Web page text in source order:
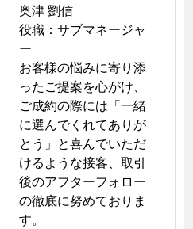
奥津 劉信
役職：サブマネージャ
ー
お客様の悩みに寄り添
ったご提案を心がけ、
ご成約の際には「一緒
に選んでくれてありが
とう」と喜んでいただ
けるような接客、取引
後のアフターフォロー
の徹底に努めておりま
す。